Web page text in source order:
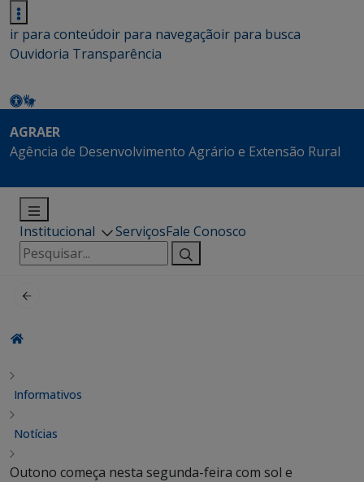
ir para conteúdoir para navegaçãoir para busca
Ouvidoria Transparência
AGRAER
Agência de Desenvolvimento Agrário e Extensão Rural
Institucional ServiçosFale Conosco
Pesquisar
por:
Informativos
Notícias
Outono começa nesta segunda-feira com sol e